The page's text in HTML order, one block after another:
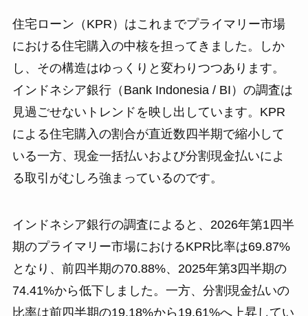
住宅ローン（KPR）はこれまでプライマリー市場
における住宅購入の中核を担ってきました。しか
し、その構造はゆっくりと変わりつつあります。
インドネシア銀行（Bank Indonesia / BI）の調査は
見過ごせないトレンドを映し出しています。KPR
による住宅購入の割合が直近数四半期で縮小して
いる一方、現金一括払いおよび分割現金払いによ
る取引がむしろ強まっているのです。
インドネシア銀行の調査によると、2026年第1四半
期のプライマリー市場におけるKPR比率は69.87%
となり、前四半期の70.88%、2025年第3四半期の
74.41%から低下しました。一方、分割現金払いの
比率は前四半期の19.18%から19.61%へ上昇してい